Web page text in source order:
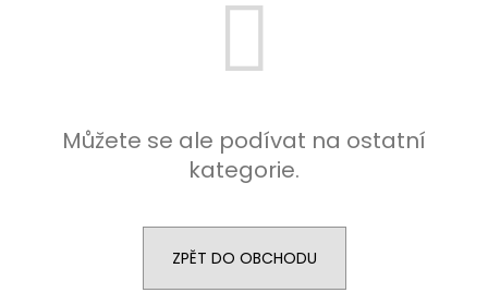
Můžete se ale podívat na ostatní
kategorie.
ZPĚT DO OBCHODU